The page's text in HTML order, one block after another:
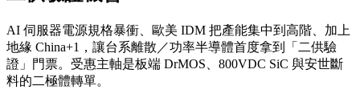
AI 伺服器電源規格暴衝、歐美 IDM 把產能集中到高階、加上
地緣 China+1，讓台系離散／功率半導體首度拿到「二供驗
證」門票。受惠主軸是板端 DrMOS、800VDC SiC 與安世斷
料的二極體轉單。